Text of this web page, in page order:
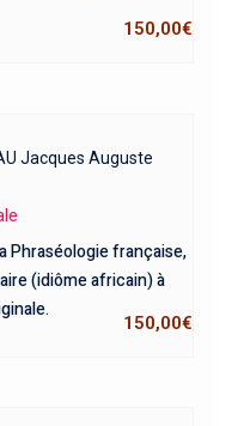
150,00€
Jacques Auguste
Phraséologie française,
(idiôme africain) à
150,00€